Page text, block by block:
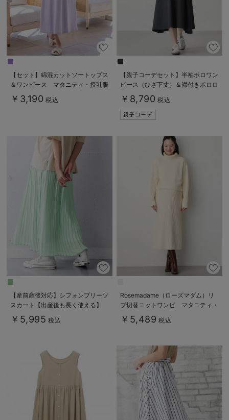
【セット】綿混カットソートップス
＆ワンピース マタニティ・授乳服
【出産後も長く使える】fairy（フェ
アリー）
￥3,190 税込
【親子コーデセット】半袖ポロワン
ピース（ひざ下丈）＆襟付きポロロ
ンパース 出産準備 ギフト マタ
ニティ・授乳服
￥8,790 税込
【産前産後対応】シフォンプリーツ
スカート【出産後も長く使える】
￥5,995 税込
Rosemadame（ローズマダム）リ
ブ切替ニットワンピ マタニティ・
授乳服【産後まで長く使える】
￥5,489 税込